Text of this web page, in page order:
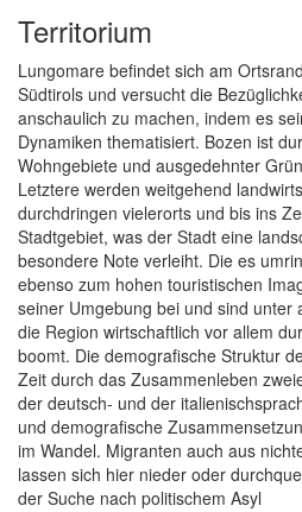
Territorium
Lungomare befindet sich am
Südtirols und versucht die
anschaulich zu machen, indem es
Dynamiken thematisiert. Bozen ist
Wohngebiete und ausgedehnter
Letztere werden weitgehend
durchdringen vielerorts und bis ins
Stadtgebiet, was der Stadt eine
besondere Note verleiht. Die es
ebenso zum hohen touristischen
seiner Umgebung bei und sind unter
die Region wirtschaftlich vor allem
boomt. Die demografische Struktur
Zeit durch das Zusammenleben
der deutsch- und der
und demografische
im Wandel. Migranten auch aus
lassen sich hier nieder oder
der Suche nach politischem Asyl